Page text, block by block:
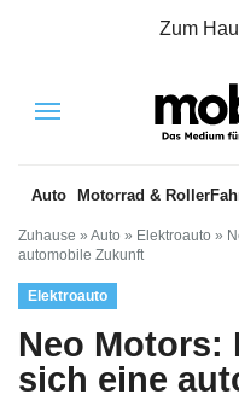
Zum
Menu
Auto Motorrad & Roller
Zuhause » Auto » Elektroauto »
automobile Zukunft
Elektroauto
Neo Motors:
sich eine